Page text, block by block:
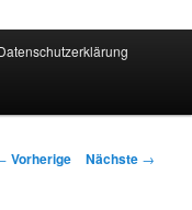
Vorherige Nächste →